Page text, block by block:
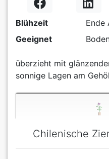
Blühzeit
Ende
Geeignet
überzieht mit
sonnige Lagen am
Chilenische